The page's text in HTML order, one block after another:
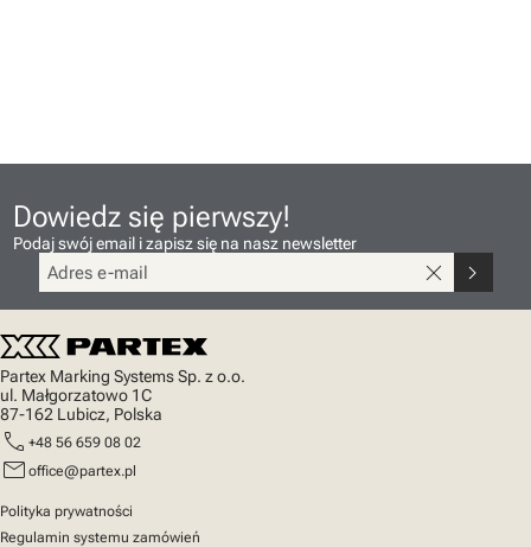
Dowiedz się pierwszy!
Podaj swój email i zapisz się na nasz newsletter
close chevron_right
Partex Marking Systems Sp. z o.o.
ul. Małgorzatowo 1C
87-162 Lubicz, Polska
call +48 56 659 08 02
mail office@partex.pl
Polityka prywatności
Regulamin systemu zamówień